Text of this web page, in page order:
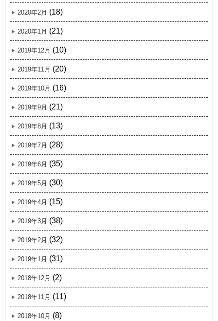
2020年2月 (18)
2020年1月 (21)
2019年12月 (10)
2019年11月 (20)
2019年10月 (16)
2019年9月 (21)
2019年8月 (13)
2019年7月 (28)
2019年6月 (35)
2019年5月 (30)
2019年4月 (15)
2019年3月 (38)
2019年2月 (32)
2019年1月 (31)
2018年12月 (2)
2018年11月 (11)
2018年10月 (8)